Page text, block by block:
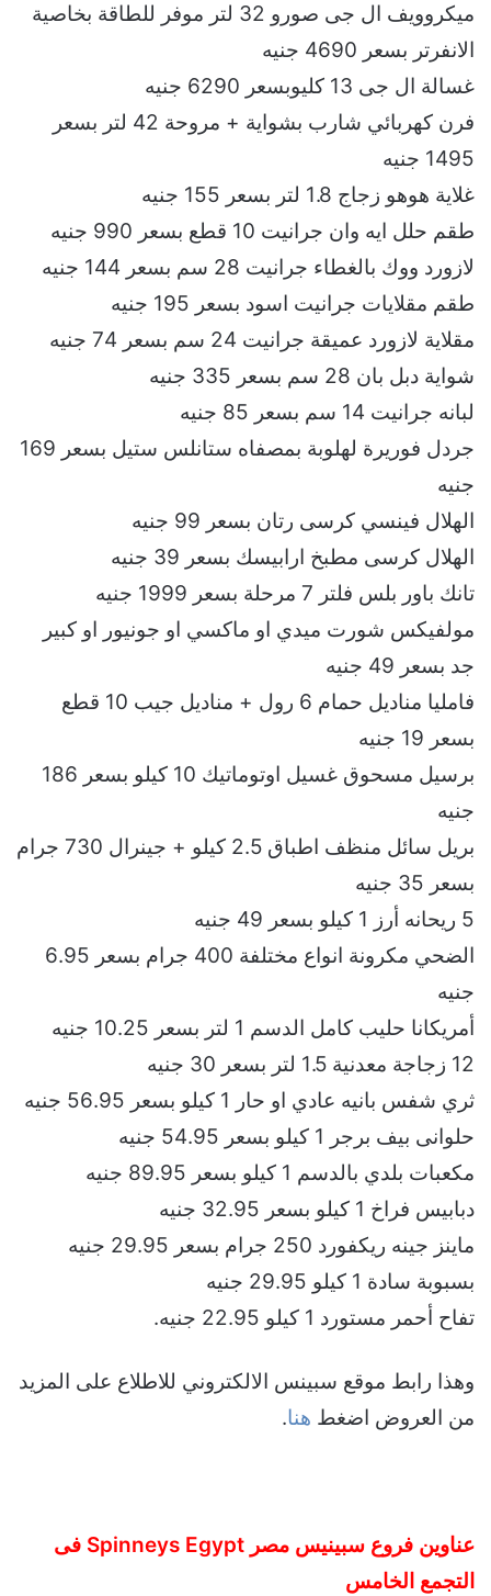
ميكروويف ال جى صورو 32 لتر موفر للطاقة بخاصية
الانفرتر بسعر 4690 جنيه
غسالة ال جى 13 كليوبسعر 6290 جنيه
فرن كهربائي شارب بشواية + مروحة 42 لتر بسعر
1495 جنيه
غلاية هوهو زجاج 1.8 لتر بسعر 155 جنيه
طقم حلل ايه وان جرانيت 10 قطع بسعر 990 جنيه
لازورد ووك بالغطاء جرانيت 28 سم بسعر 144 جنيه
طقم مقلايات جرانيت اسود بسعر 195 جنيه
مقلاية لازورد عميقة جرانيت 24 سم بسعر 74 جنيه
شواية دبل بان 28 سم بسعر 335 جنيه
لبانه جرانيت 14 سم بسعر 85 جنيه
جردل فوريرة لهلوبة بمصفاه ستانلس ستيل بسعر 169
جنيه
الهلال فينسي كرسى رتان بسعر 99 جنيه
الهلال كرسى مطبخ ارابيسك بسعر 39 جنيه
تانك باور بلس فلتر 7 مرحلة بسعر 1999 جنيه
مولفيكس شورت ميدي او ماكسي او جونيور او كبير
جد بسعر 49 جنيه
فامليا مناديل حمام 6 رول + مناديل جيب 10 قطع
بسعر 19 جنيه
برسيل مسحوق غسيل اوتوماتيك 10 كيلو بسعر 186
جنيه
بريل سائل منظف اطباق 2.5 كيلو + جينرال 730 جرام
بسعر 35 جنيه
5 ريحانه أرز 1 كيلو بسعر 49 جنيه
الضحي مكرونة انواع مختلفة 400 جرام بسعر 6.95
جنيه
أمريكانا حليب كامل الدسم 1 لتر بسعر 10.25 جنيه
12 زجاجة معدنية 1.5 لتر بسعر 30 جنيه
ثري شفس بانيه عادي او حار 1 كيلو بسعر 56.95 جنيه
حلوانى بيف برجر 1 كيلو بسعر 54.95 جنيه
مكعبات بلدي بالدسم 1 كيلو بسعر 89.95 جنيه
دبابيس فراخ 1 كيلو بسعر 32.95 جنيه
ماينز جينه ريكفورد 250 جرام بسعر 29.95 جنيه
بسبوبة سادة 1 كيلو 29.95 جنيه
تفاح أحمر مستورد 1 كيلو 22.95 جنيه.
وهذا رابط موقع سبينس الالكتروني للاطلاع على المزيد
من العروض اضغط هنا.
عناوين فروع سبينيس مصر Spinneys Egypt فى
التجمع الخامس